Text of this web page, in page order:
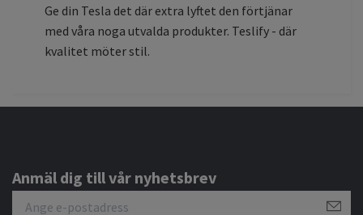
Ge din Tesla det där extra lyftet den förtjänar
med våra noga utvalda produkter. Teslify - där
kvalitet möter stil.
Anmäl dig till vår nyhetsbrev